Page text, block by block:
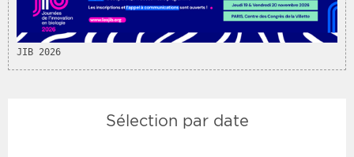
JIB 2026
Sélection par date